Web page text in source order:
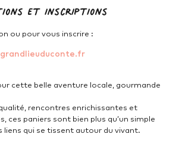
et inscriptions
ou pour vous inscrire :
cette belle aventure locale, gourmande
rencontres enrichissantes et
ces paniers sont bien plus qu’un simple
liens qui se tissent autour du vivant.